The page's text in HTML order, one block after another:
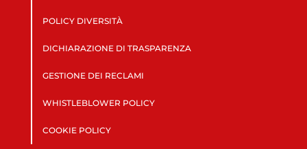
POLICY DIVERSITÀ
DICHIARAZIONE DI TRASPARENZA
GESTIONE DEI RECLAMI
WHISTLEBLOWER POLICY
COOKIE POLICY